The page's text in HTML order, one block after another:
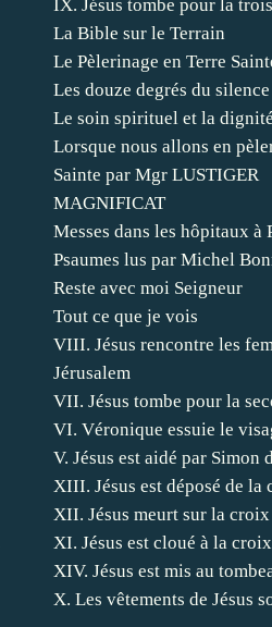
IX. Jésus tombe pour la
La Bible sur le Terrain
Le Pèlerinage en Terre
Les douze degrés du silence
Le soin spirituel et la
Lorsque nous allons en
Sainte par Mgr LUSTIGER
MAGNIFICAT
Messes dans les hôpitaux à
Psaumes lus par Michel
Reste avec moi Seigneur
Tout ce que je vois
VIII. Jésus rencontre les
Jérusalem
VII. Jésus tombe pour la
VI. Véronique essuie le
V. Jésus est aidé par Simon
XIII. Jésus est déposé de la
XII. Jésus meurt sur la croix
XI. Jésus est cloué à la croix
XIV. Jésus est mis au
X. Les vêtements de Jésus